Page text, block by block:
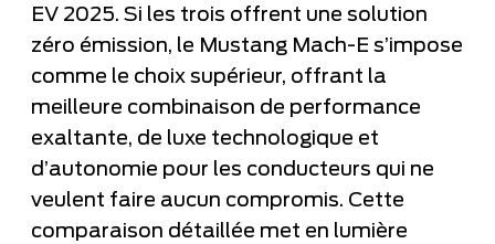
EV 2025. Si les trois offrent une solution
zéro émission, le Mustang Mach-E s’impose
comme le choix supérieur, offrant la
meilleure combinaison de performance
exaltante, de luxe technologique et
d’autonomie pour les conducteurs qui ne
veulent faire aucun compromis. Cette
comparaison détaillée met en lumière